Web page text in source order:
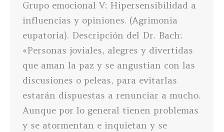
Grupo emocional V: Hipersensibilidad a
influencias y opiniones. (Agrimonia
eupatoria). Descripción del Dr. Bach:
«Personas joviales, alegres y divertidas
que aman la paz y se angustian con las
discusiones o peleas, para evitarlas
estarán dispuestas a renunciar a mucho.
Aunque por lo general tienen problemas
y se atormentan e inquietan y se